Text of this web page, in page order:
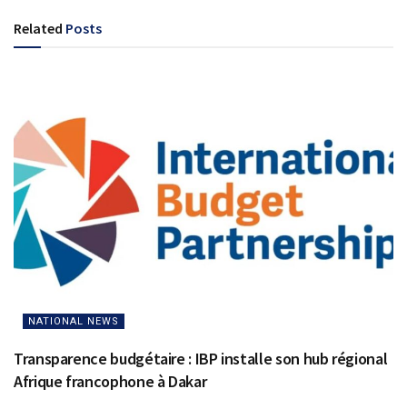
Related Posts
NATIONAL NEWS
Transparence budgétaire : IBP installe son hub régional
Afrique francophone à Dakar